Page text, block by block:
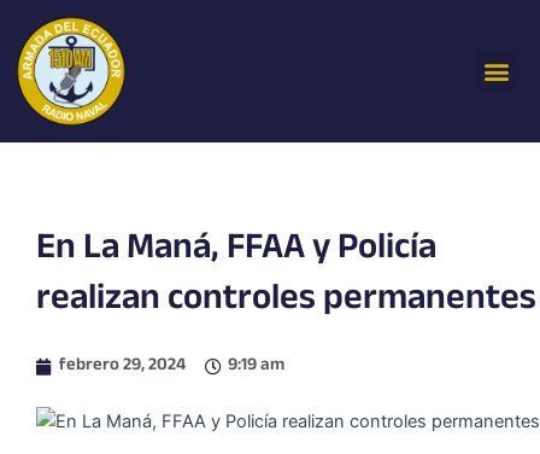
contenido
En La Maná, FFAA y Policía
realizan controles permanentes
febrero 29, 2024 9:19 am